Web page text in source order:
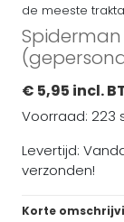
de meeste
€ 5,95 incl.
Voorraad: 223
Levertijd:
verzonden!
Korte